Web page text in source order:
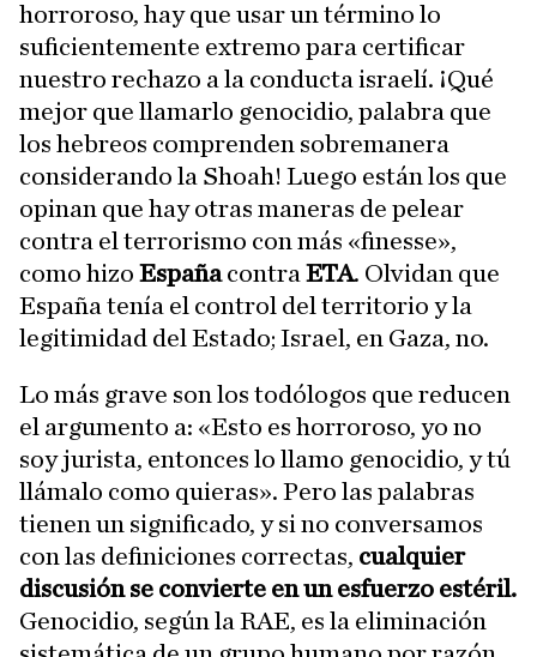
horroroso, hay que usar un término lo
suficientemente extremo para certificar
nuestro rechazo a la conducta israelí. ¡Qué
mejor que llamarlo genocidio, palabra que
los hebreos comprenden sobremanera
considerando la Shoah! Luego están los que
opinan que hay otras maneras de pelear
contra el terrorismo con más «finesse»,
como hizo Españacontra ETA. Olvidan que
España tenía el control del territorio y la
legitimidad del Estado; Israel, en Gaza, no.
Lo más grave son los todólogos que reducen
el argumento a: «Esto es horroroso, yo no
soy jurista, entonces lo llamo genocidio, y tú
llámalo como quieras». Pero las palabras
tienen un significado, y si no conversamos
con las definiciones correctas, cualquier
discusión se convierte en un esfuerzo estéril.
Genocidio, según la RAE, es la eliminación